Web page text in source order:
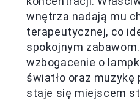
wnętrza nadają mu
terapeutycznej, co
spokojnym
wzbogacenie o
światło oraz muzykę
staje się miejscem